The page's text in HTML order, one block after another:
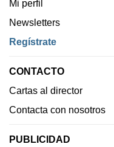
Mi perfil
Newsletters
Regístrate
CONTACTO
Cartas al director
Contacta con nosotros
PUBLICIDAD